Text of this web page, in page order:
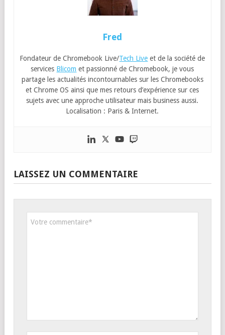
Fred
Fondateur de Chromebook Live/Tech Live et de la société de
services Blicom et passionné de Chromebook, je vous
partage les actualités incontournables sur les Chromebooks
et Chrome OS ainsi que mes retours d’expérience sur ces
sujets avec une approche utilisateur mais business aussi.
Localisation : Paris & Internet.
LAISSEZ UN COMMENTAIRE